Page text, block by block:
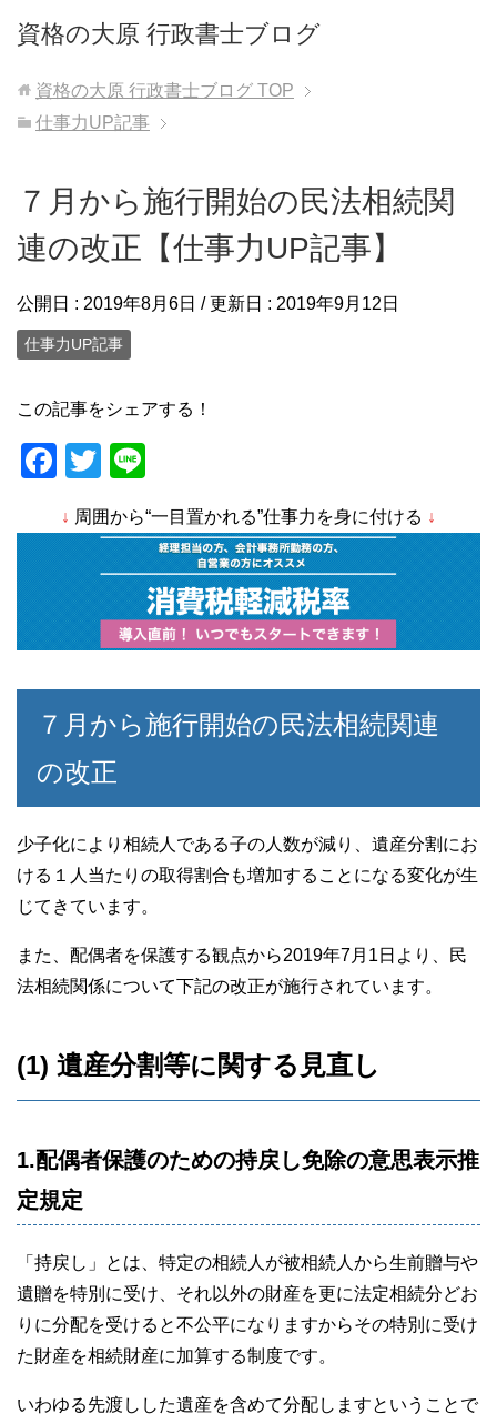
資格の大原 行政書士ブログ
資格の大原 行政書士ブログ TOP
仕事力UP記事
７月から施行開始の民法相続関
連の改正【仕事力UP記事】
公開日 : 2019年8月6日 / 更新日 : 2019年9月12日
仕事力UP記事
この記事をシェアする！
F
c
e
b
o
k
T
tt
er
e
↓ 周囲から“一目置かれる”仕事力を身に付ける ↓
７月から施行開始の民法相続関連
の改正
少子化により相続人である子の人数が減り、遺産分割にお
ける１人当たりの取得割合も増加することになる変化が生
じてきています。
また、配偶者を保護する観点から2019年7月1日より、民
法相続関係について下記の改正が施行されています。
(1) 遺産分割等に関する見直し
1.配偶者保護のための持戻し免除の意思表示推
定規定
「持戻し」とは、特定の相続人が被相続人から生前贈与や
遺贈を特別に受け、それ以外の財産を更に法定相続分どお
りに分配を受けると不公平になりますからその特別に受け
た財産を相続財産に加算する制度です。
いわゆる先渡しした遺産を含めて分配しますということで